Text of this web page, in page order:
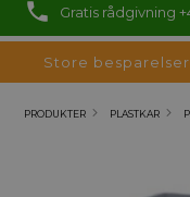
Gratis rådgivning
Store
PRODUKTER PLASTKAR